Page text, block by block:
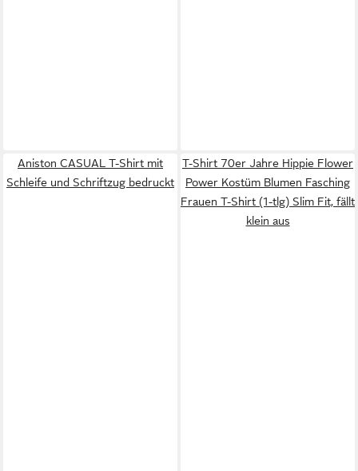
Aniston CASUAL T-Shirt mit
Schleife und Schriftzug bedruckt
T-Shirt 70er Jahre Hippie Flower
Power Kostüm Blumen Fasching
Frauen T-Shirt (1-tlg) Slim Fit, fällt
klein aus